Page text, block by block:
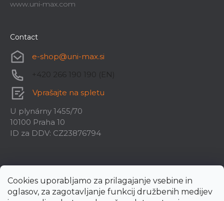
Cookies uporabljamo za prilagajanje vsebine in
oglasov, za zagotavljanje funkcij družbenih medijev
www.uni-max.com
Contact
e-shop@uni-max.si
+420 266 190 190 (EN)
Vprašajte na spletu
U plynárny 1455/70
10100 Praha 10
ID za DDV: CZ23876794